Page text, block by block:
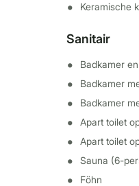
Keramische
Sanitair
Badkamer
Badkamer
Badkamer
Apart toilet
Apart toilet
Sauna (6-
Föhn